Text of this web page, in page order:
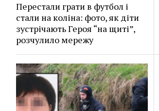
Перестали грати в футбол і
стали на коліна: фото, як діти
зустрічають Героя “на щиті”,
розчулило мережу